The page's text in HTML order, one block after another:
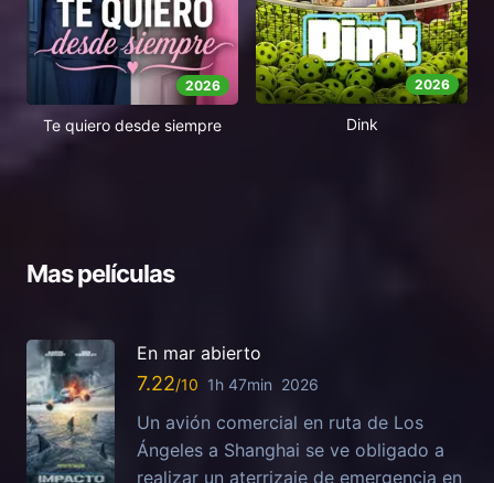
2026
Te quiero desde siempre
2026
Dink
Mas películas
En mar abierto
7.22 1h 47min 2026
Un avión comercial en ruta de Los
Ángeles a Shanghai se ve obligado a
realizar un aterrizaje de emergencia en